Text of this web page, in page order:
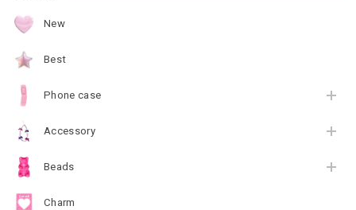
New
Best
Phone case
Accessory
Beads
Charm